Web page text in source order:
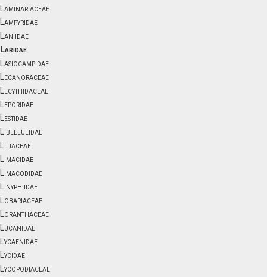
Laminariaceae
Lampyridae
Laniidae
Laridae
Lasiocampidae
Lecanoraceae
Lecythidaceae
Leporidae
Lestidae
Libellulidae
Liliaceae
Limacidae
Limacodidae
Linyphiidae
Lobariaceae
Loranthaceae
Lucanidae
Lycaenidae
Lycidae
Lycopodiaceae